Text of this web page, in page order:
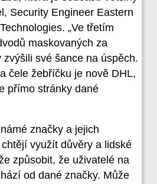
Security Engineer Eastern
„Ve třetím
maskovaných za
své šance na úspěch.
čele žebříčku je nově DHL,
přímo stránky dané
značky a jejich
využít důvěry a lidské
způsobit, že uživatelé na
od dané značky. Může